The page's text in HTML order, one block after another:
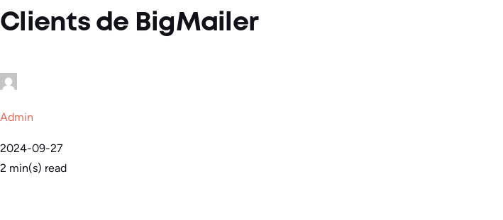
Clients de BigMailer
Admin
2024-09-27
2 min(s) read